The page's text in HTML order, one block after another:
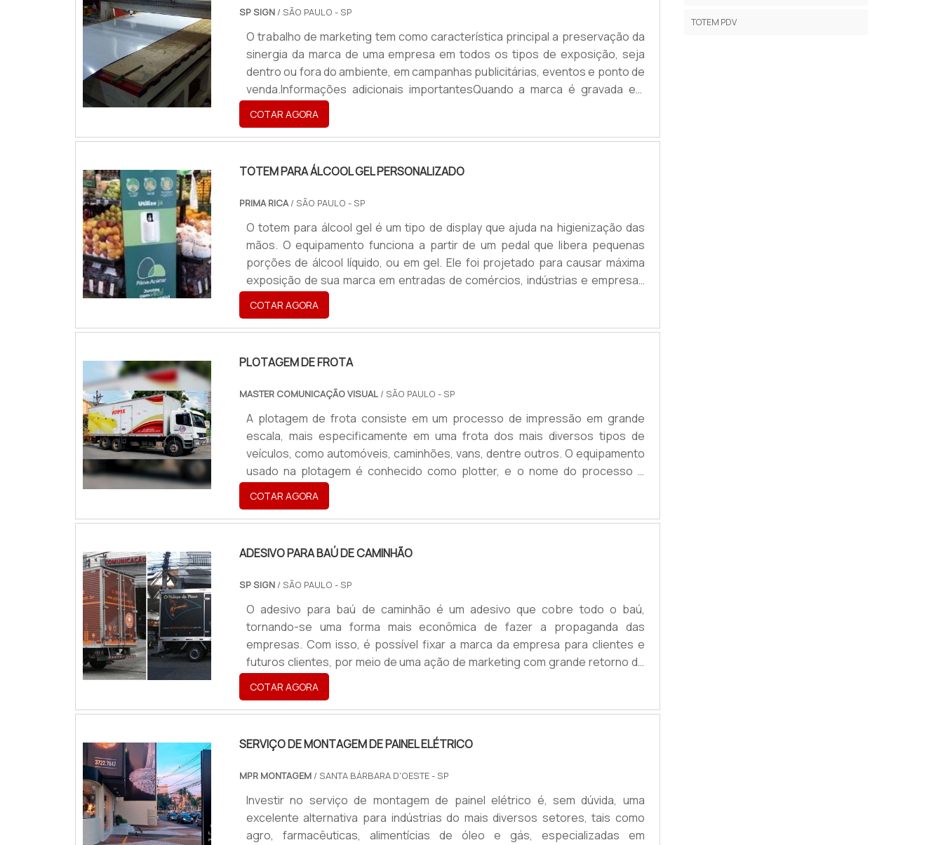
SP SIGN/ SÃO PAULO - SP
O trabalho de marketing tem como característica principal a preservação da
sinergia da marca de uma empresa em todos os tipos de exposição, seja
dentro ou fora do ambiente, em campanhas publicitárias, eventos e ponto de
venda.Informações adicionais importantesQuando a marca é gravada em
objetos, por exemplo, é importante garantir que ela seja reproduzida precisa
e integralmente, sempre de acordo com os padrões definidos em sua
identidade visual. Nesse contexto, o corte em acrílico a laser é uma .
COTAR AGORA
TOTEM PARA ÁLCOOL GEL PERSONALIZADO
PRIMA RICA/ SÃO PAULO - SP
O totem para álcool gel é um tipo de display que ajuda na higienização das
mãos. O equipamento funciona a partir de um pedal que libera pequenas
porções de álcool líquido, ou em gel. Ele foi projetado para causar máxima
exposição de sua marca em entradas de comércios, indústrias e empresas
em geral onde há maior circulação de pessoas na higienização das mãos.
Uma das grandes vantagens do totem para álcool gel personalizado é a fácil
e rápida higienização em espaços públicos, possibilitando a lim.
COTAR AGORA
PLOTAGEM DE FROTA
MASTER COMUNICAÇÃO VISUAL/ SÃO PAULO - SP
A plotagem de frota consiste em um processo de impressão em grande
escala, mais especificamente em uma frota dos mais diversos tipos de
veículos, como automóveis, caminhões, vans, dentre outros. O equipamento
usado na plotagem é conhecido como plotter, e o nome do processo é
derivado justamente desse equipamento que é usado no processo.Em
algumas regiões, ele é conhecido por termos como adesivação de veículos,
painéis ou outros derivados, porém o processo de impressão em larga
COTAR AGORA
ADESIVO PARA BAÚ DE CAMINHÃO
SP SIGN/ SÃO PAULO - SP
O adesivo para baú de caminhão é um adesivo que cobre todo o baú,
tornando-se uma forma mais econômica de fazer a propaganda das
empresas. Com isso, é possível fixar a marca da empresa para clientes e
futuros clientes, por meio de uma ação de marketing com grande retorno de
investimento.Sobre o procedimentoEsse procedimento de colocação de
adesivo chama-se envelopamento. Nesse processo, os baús recebem a
aplicação de uma película adesiva que adere facilmente às superfícies plana
COTAR AGORA
SERVIÇO DE MONTAGEM DE PAINEL ELÉTRICO
MPR MONTAGEM / SANTA BÁRBARA D'OESTE - SP
Investir no serviço de montagem de painel elétrico é, sem dúvida, uma
excelente alternativa para indústrias do mais diversos setores, tais como
agro, farmacêuticas, alimentícias de óleo e gás, especializadas em
TOTEM PDV